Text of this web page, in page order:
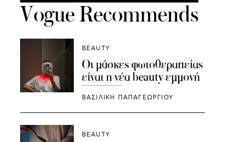
Vogue Recommends
BEAUTY
Οι μάσκες φωτοθεραπείας
είναι η νέα beauty εμμονή
ΒΑΣΙΛΙΚΗ ΠΑΠΑΓΕΩΡΓΙΟΥ
BEAUTY